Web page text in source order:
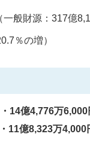
般財源：317億
％の増）
14億4,776万6,000
11億8,323万4,000